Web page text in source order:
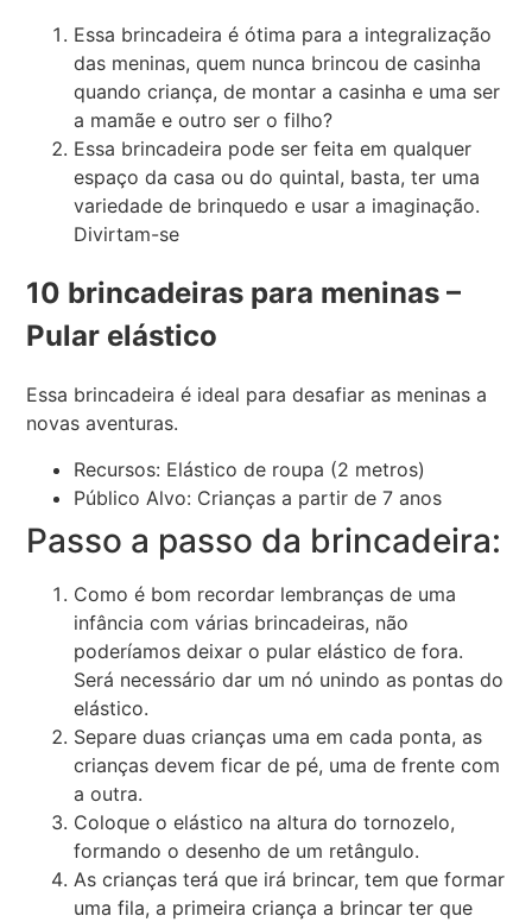
Essa brincadeira é ótima para a integralização
das meninas, quem nunca brincou de casinha
quando criança, de montar a casinha e uma ser
a mamãe e outro ser o filho?
Essa brincadeira pode ser feita em qualquer
espaço da casa ou do quintal, basta, ter uma
variedade de brinquedo e usar a imaginação.
Divirtam-se
10 brincadeiras para meninas –
Pular elástico
Essa brincadeira é ideal para desafiar as meninas a
novas aventuras.
Recursos: Elástico de roupa (2 metros)
Público Alvo: Crianças a partir de 7 anos
Passo a passo da brincadeira:
Como é bom recordar lembranças de uma
infância com várias brincadeiras, não
poderíamos deixar o pular elástico de fora.
Será necessário dar um nó unindo as pontas do
elástico.
Separe duas crianças uma em cada ponta, as
crianças devem ficar de pé, uma de frente com
a outra.
Coloque o elástico na altura do tornozelo,
formando o desenho de um retângulo.
As crianças terá que irá brincar, tem que formar
uma fila, a primeira criança a brincar ter que